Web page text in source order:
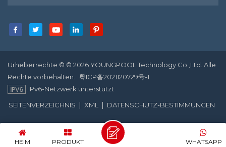
Urheberrechte © © 2026 YOUNGPOOL Technology Co.,Ltd. Alle
Rechte vorbehalten.
粤ICP备2021120729号-1
IPv6-Netzwerk unterstützt
SEITENVERZEICHNIS | XML | DATENSCHUTZ-BESTIMMUNGEN
HEIM PRODUKT WHATSAPP